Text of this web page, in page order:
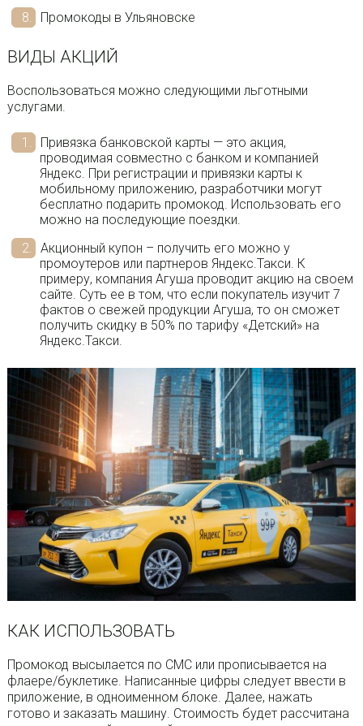
Промокоды в Ульяновске
ВИДЫ АКЦИЙ
Воспользоваться можно следующими льготными
услугами.
Привязка банковской карты — это акция,
проводимая совместно с банком и компанией
Яндекс. При регистрации и привязки карты к
мобильному приложению, разработчики могут
бесплатно подарить промокод. Использовать его
можно на последующие поездки.
Акционный купон – получить его можно у
промоутеров или партнеров Яндекс.Такси. К
примеру, компания Агуша проводит акцию на своем
сайте. Суть ее в том, что если покупатель изучит 7
фактов о свежей продукции Агуша, то он сможет
получить скидку в 50% по тарифу «Детский» на
Яндекс.Такси.
КАК ИСПОЛЬЗОВАТЬ
Промокод высылается по СМС или прописывается на
флаере/буклетике. Написанные цифры следует ввести в
приложение, в одноименном блоке. Далее, нажать
готово и заказать машину. Стоимость будет рассчитана